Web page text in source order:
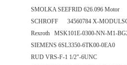
SMOLKA SEEFRID 626.096 Motor
SCHROFF 34560784 X-
Rexroth MSK101E-0300-NN-M1-
SIEMENS 6SL3350-6TK00-0EA0
RUD VRS-F-1 1/2"-6UNC